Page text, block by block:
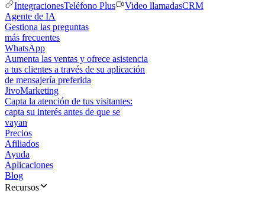
IntegracionesTeléfono Plus Video llamadasCRM
Agente de IA
Gestiona las preguntas
más frecuentes
WhatsApp
Aumenta las ventas y ofrece asistencia
a tus clientes a través de su aplicación
de mensajería preferida
JivoMarketing
Capta la atención de tus visitantes:
capta su interés antes de que se
vayan
Precios
Afiliados
Ayuda
Aplicaciones
Blog
Recursos